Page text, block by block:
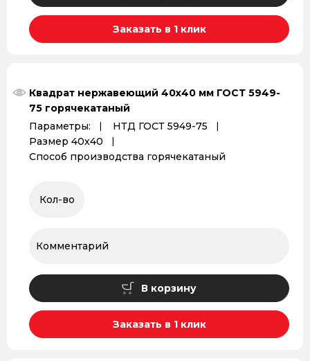
Заказать в 1 клик
Квадрат нержавеющий 40х40 мм ГОСТ 5949-
75 горячекатаный
Параметры:
НТД ГОСТ 5949-75
Размер 40х40
Способ производства горячекатаный
В корзину
Заказать в 1 клик